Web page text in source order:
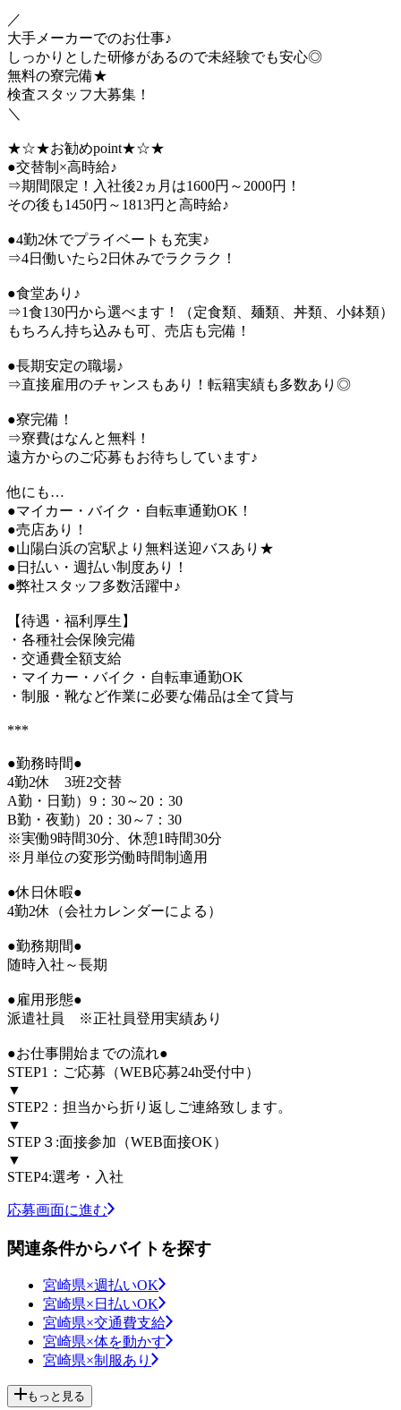
／
大手メーカーでのお仕事♪
しっかりとした研修があるので未経験でも安心◎
無料の寮完備★
検査スタッフ大募集！
＼
★☆★お勧めpoint★☆★
●交替制×高時給♪
⇒期間限定！入社後2ヵ月は1600円～2000円！
その後も1450円～1813円と高時給♪
●4勤2休でプライベートも充実♪
⇒4日働いたら2日休みでラクラク！
●食堂あり♪
⇒1食130円から選べます！（定食類、麺類、丼類、小鉢類）
もちろん持ち込みも可、売店も完備！
●長期安定の職場♪
⇒直接雇用のチャンスもあり！転籍実績も多数あり◎
●寮完備！
⇒寮費はなんと無料！
遠方からのご応募もお待ちしています♪
他にも…
●マイカー・バイク・自転車通勤OK！
●売店あり！
●山陽白浜の宮駅より無料送迎バスあり★
●日払い・週払い制度あり！
●弊社スタッフ多数活躍中♪
【待遇・福利厚生】
・各種社会保険完備
・交通費全額支給
・マイカー・バイク・自転車通勤OK
・制服・靴など作業に必要な備品は全て貸与
***
●勤務時間●
4勤2休 3班2交替
A勤・日勤）9：30～20：30
B勤・夜勤）20：30～7：30
※実働9時間30分、休憩1時間30分
※月単位の変形労働時間制適用
●休日休暇●
4勤2休（会社カレンダーによる）
●勤務期間●
随時入社～長期
●雇用形態●
派遣社員 ※正社員登用実績あり
●お仕事開始までの流れ●
STEP1：ご応募（WEB応募24h受付中）
▼
STEP2：担当から折り返しご連絡致します。
▼
STEP３:面接参加（WEB面接OK）
▼
STEP4:選考・入社
応募画面に進む
関連条件からバイトを探す
宮崎県×週払いOK
宮崎県×日払いOK
宮崎県×交通費支給
宮崎県×体を動かす
宮崎県×制服あり
もっと見る